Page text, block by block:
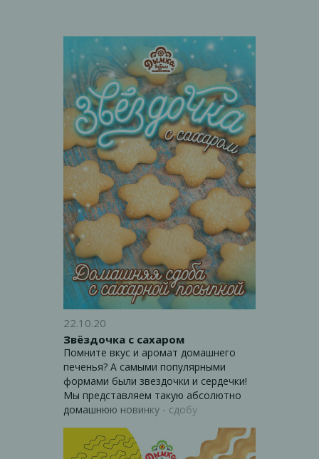
22.10.20
Звёздочка с сахаром
Помните вкус и аромат домашнего
печенья? А самыми популярными
формами были звездочки и сердечки!
Мы представляем такую абсолютно
домашнюю новинку - сдобу